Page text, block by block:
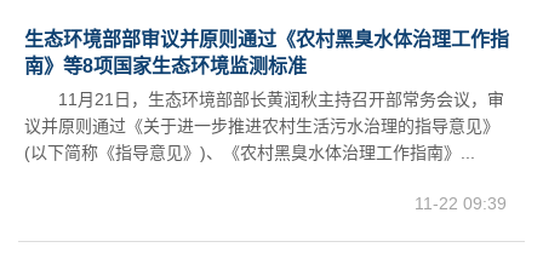
生态环境部部审议并原则通过《农村黑臭水体治理工作指
南》等8项国家生态环境监测标准
11月21日，生态环境部部长黄润秋主持召开部常务会议，审
议并原则通过《关于进一步推进农村生活污水治理的指导意见》
(以下简称《指导意见》)、《农村黑臭水体治理工作指南》...
11-22 09:39